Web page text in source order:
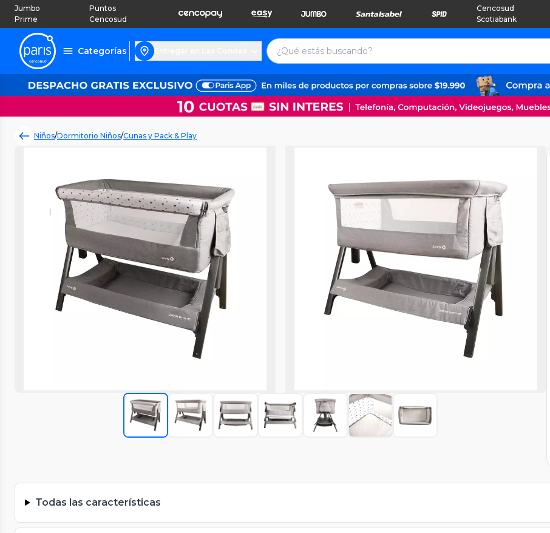
Jumbo
Prime
Puntos
Cencosud
Cencosud
Scotiabank
Categorías
Niños/Dormitorio Niños/Cunas y Pack & Play
Todas las características